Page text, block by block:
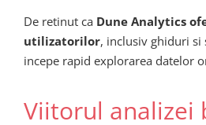
De retinut ca Dune Analytics
utilizatorilor, inclusiv ghiduri si
incepe rapid explorarea datelor
Viitorul analizei